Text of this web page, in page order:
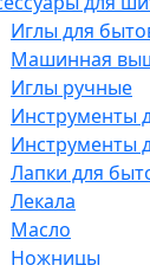
Иглы для
Машинная
Иглы ручные
Инструменты
Инструменты
Лапки для
Лекала
Масло
Ножницы